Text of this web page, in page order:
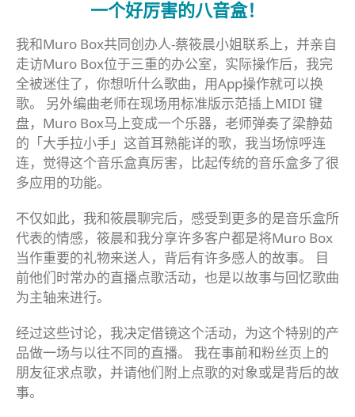
一个好厉害的八音盒！
我和Muro Box共同创办人-蔡筱晨小姐联系上，并亲自
走访Muro Box位于三重的办公室，实际操作后，我完
全被迷住了，你想听什么歌曲，用App操作就可以换
歌。 另外编曲老师在现场用标准版示范插上MIDI 键
盘，Muro Box马上变成一个乐器，老师弹奏了梁静茹
的「大手拉小手」这首耳熟能详的歌，我当场惊呼连
连，觉得这个音乐盒真厉害，比起传统的音乐盒多了很
多应用的功能。
不仅如此，我和筱晨聊完后，感受到更多的是音乐盒所
代表的情感，筱晨和我分享许多客户都是将Muro Box
当作重要的礼物来送人，背后有许多感人的故事。 目
前他们时常办的直播点歌活动，也是以故事与回忆歌曲
为主轴来进行。
经过这些讨论，我决定借镜这个活动，为这个特别的产
品做一场与以往不同的直播。 我在事前和粉丝页上的
朋友征求点歌，并请他们附上点歌的对象或是背后的故
事。